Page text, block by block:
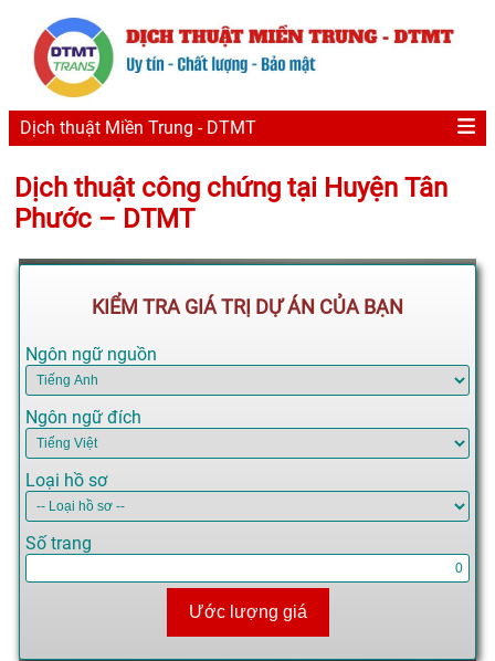
Dịch thuật Miền Trung - DTMT
Dịch thuật công chứng tại Huyện Tân
Phước – DTMT
KIỂM TRA GIÁ TRỊ DỰ ÁN CỦA BẠN
Ngôn ngữ nguồn
Ngôn ngữ đích
Loại hồ sơ
Số trang
Ước lượng giá